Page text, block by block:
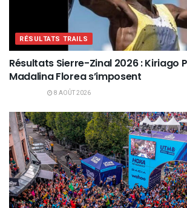
RÉSULTATS TRAILS
Résultats Sierre-Zinal 2026 : Kiriago
Madalina Florea s’imposent
8 AOÛT 2026